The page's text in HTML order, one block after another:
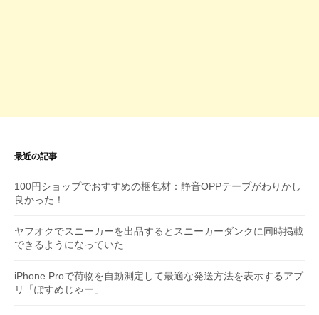
最近の記事
100円ショップでおすすめの梱包材：静音OPPテープがわりかし
良かった！
ヤフオクでスニーカーを出品するとスニーカーダンクに同時掲載
できるようになっていた
iPhone Proで荷物を自動測定して最適な発送方法を表示するアプ
リ「ぽすめじゃー」